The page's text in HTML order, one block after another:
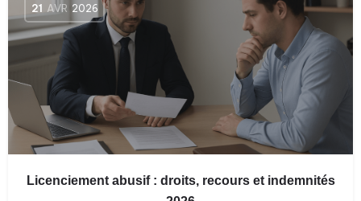
21 AVR 2026
Licenciement abusif : droits, recours et indemnités